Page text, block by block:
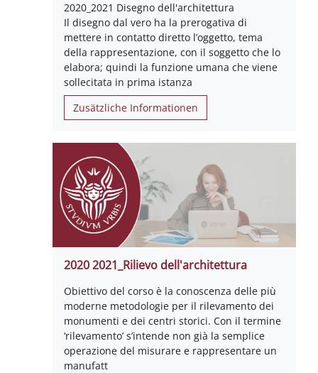
2020_2021 Disegno dell'architettura
Il disegno dal vero ha la prerogativa di
mettere in contatto diretto l’oggetto, tema
della rappresentazione, con il soggetto che lo
elabora; quindi la funzione umana che viene
sollecitata in prima istanza
Zusätzliche Informationen
2020 2021_Rilievo dell'architettura
Obiettivo del corso è la conoscenza delle più
moderne metodologie per il rilevamento dei
monumenti e dei centri storici. Con il termine
‘rilevamento’ s’intende non già la semplice
operazione del misurare e rappresentare un
manufatt